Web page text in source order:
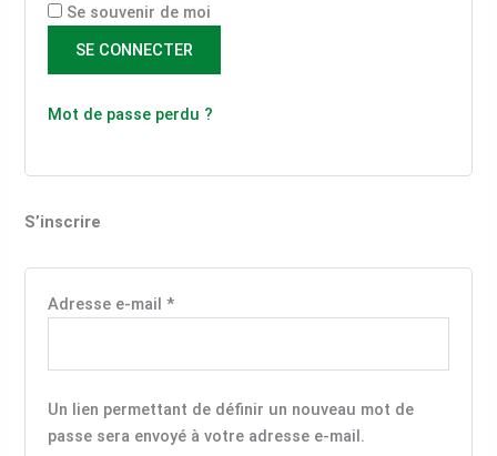
Se souvenir de moi
SE CONNECTER
Mot de passe perdu ?
S’inscrire
Adresse e-mail*
Un lien permettant de définir un nouveau mot de
passe sera envoyé à votre adresse e-mail.